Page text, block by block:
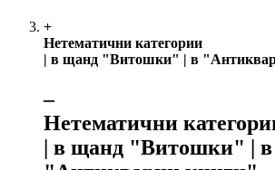
+
Нетематични категории
| в щанд "Витошки" | в
‒
Нетематични
| в щанд "Витошки" | в